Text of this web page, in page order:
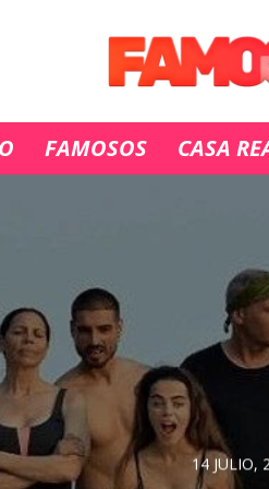
FAMOSOS CASA
14 JULIO,